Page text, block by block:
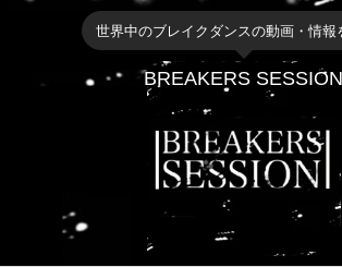
世界中のブレイクダンスの動画・情報
BREAKERS SESSION